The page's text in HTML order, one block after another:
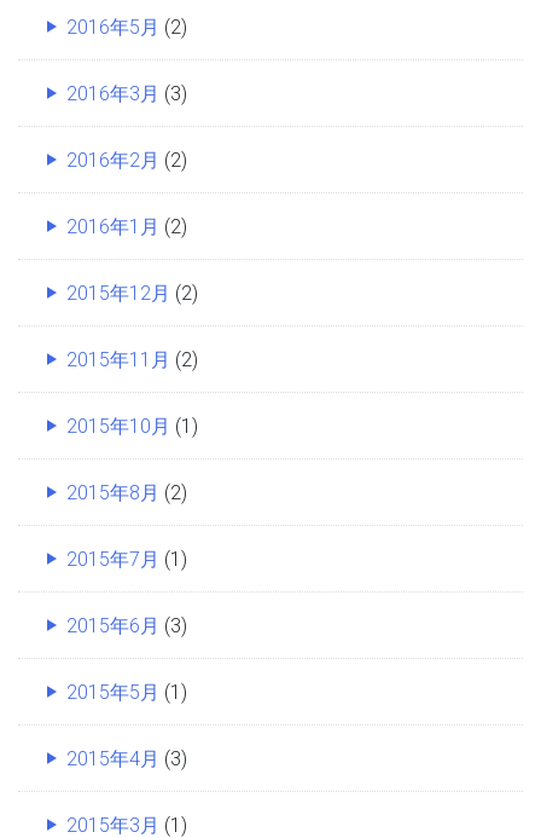
2016年5月 (2)
2016年3月 (3)
2016年2月 (2)
2016年1月 (2)
2015年12月 (2)
2015年11月 (2)
2015年10月 (1)
2015年8月 (2)
2015年7月 (1)
2015年6月 (3)
2015年5月 (1)
2015年4月 (3)
2015年3月 (1)